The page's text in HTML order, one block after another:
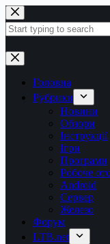
Перейти
до
вмісту
Немає
результатів
Головна
Рубрики
Новини
Обзори
Інструкції
Ігри
Програми
Робоче
Android
Сервер
Железо
Форум
LTB.net